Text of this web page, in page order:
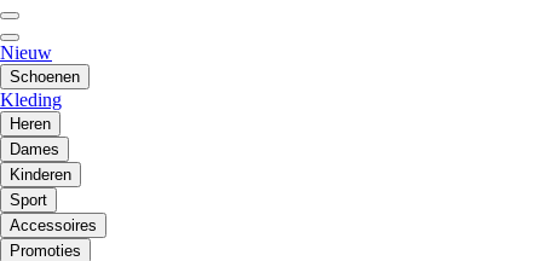
Nieuw
Schoenen
Kleding
Heren
Dames
Kinderen
Sport
Accessoires
Promoties